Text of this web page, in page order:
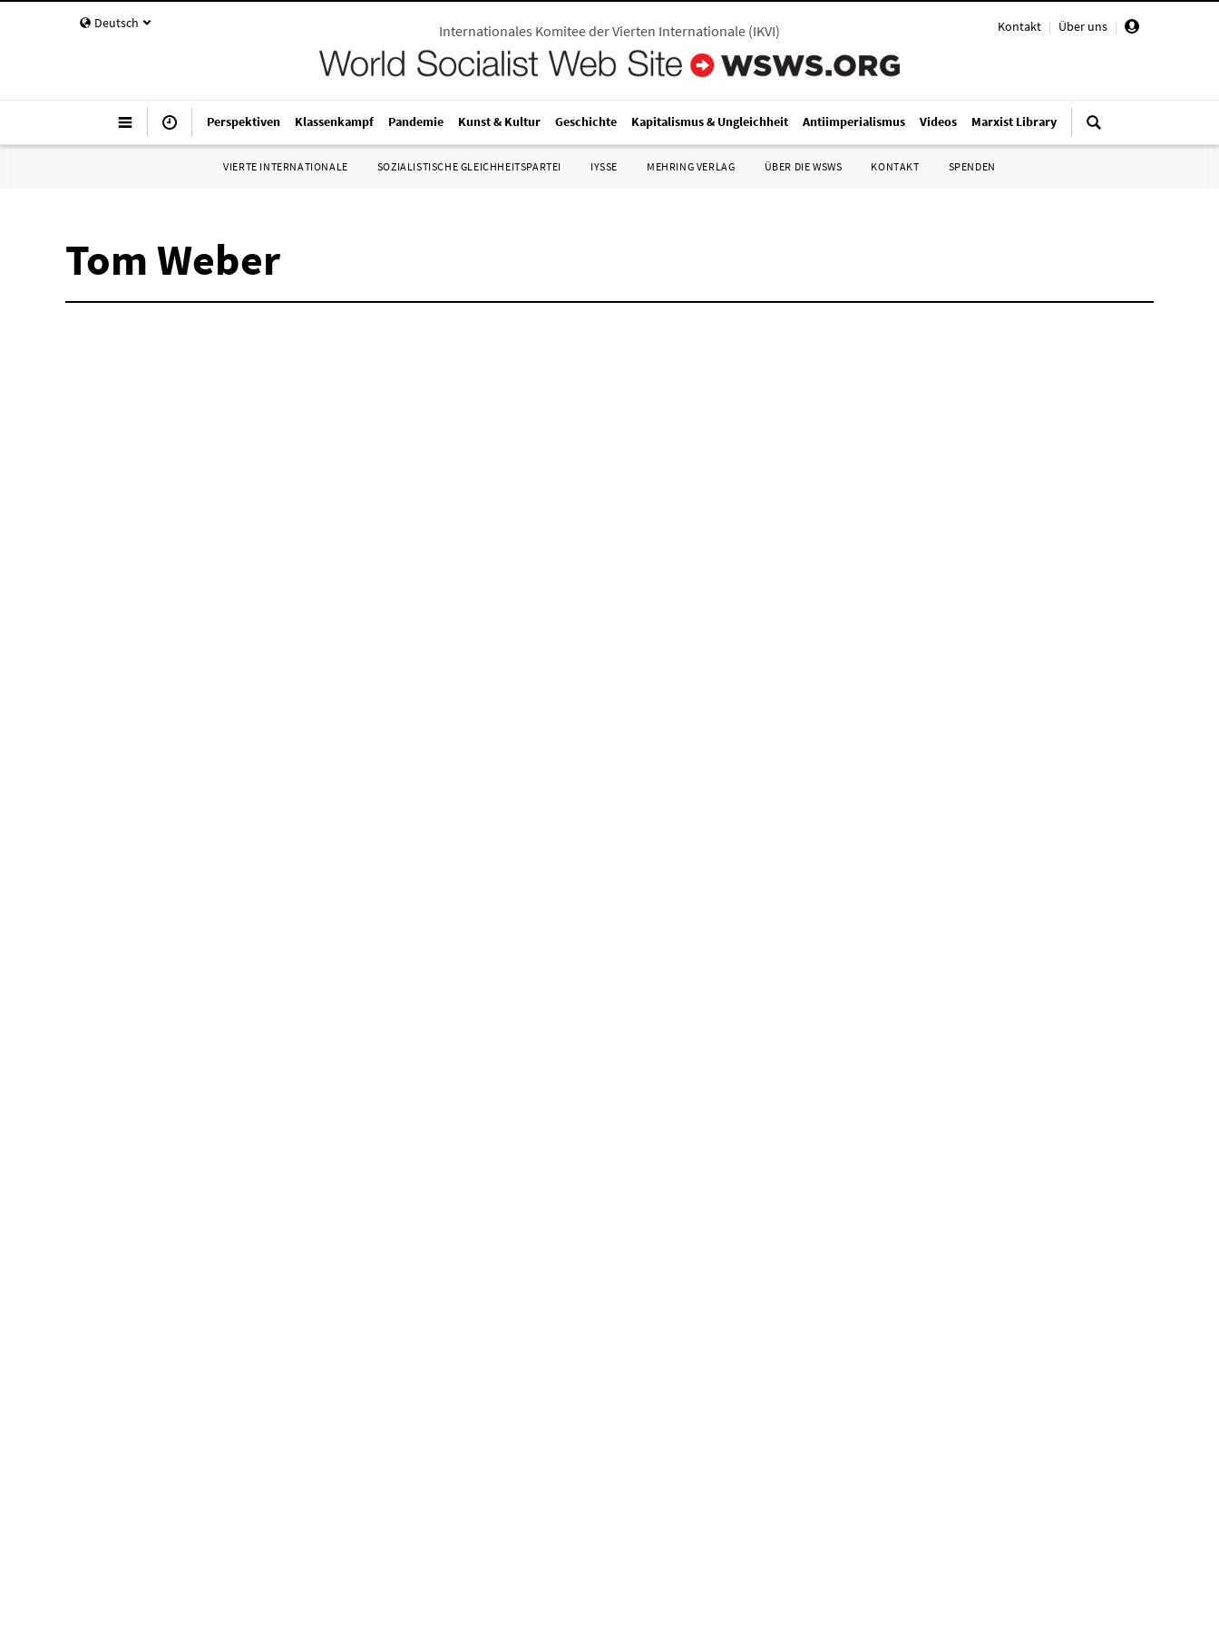
Deutsch Kontakt | Über uns |
Internationales Komitee der Vierten Internationale (IKVI)
Perspektiven Klassenkampf Pandemie Kunst & Kultur Geschichte Kapitalismus & Ungleichheit Antiimperialismus Videos Marxist Library
VIERTE INTERNATIONALE SOZIALISTISCHE GLEICHHEITSPARTEI IYSSE MEHRING VERLAG ÜBER DIE WSWS KONTAKT SPENDEN
Tom Weber